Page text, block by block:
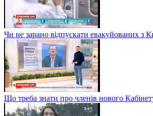
Чи не зарано відпускати евакуйованих з
Що треба знати про членів нового